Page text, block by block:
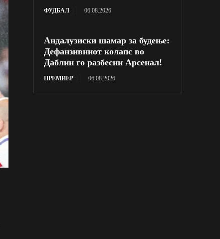
ФУДБАЛ 06.08.2026
Андалузиски шамар за будење:
Дефанзивниот колапс во
Даблин го разбесни Арсенал!
ПРЕМИЕР 06.08.2026